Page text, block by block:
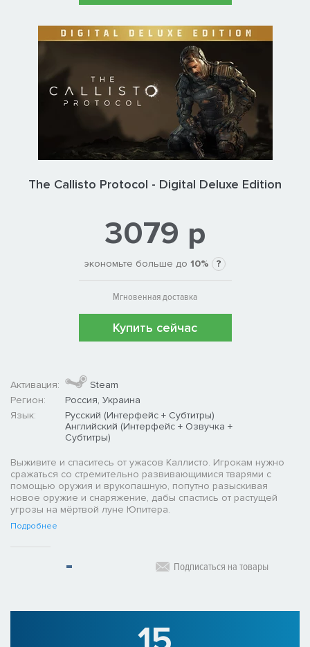
The Callisto Protocol - Digital Deluxe Edition
3079 р
экономьте больше до 10% ?
Мгновенная доставка
Купить сейчас
Активация:
Steam
Регион:
Россия, Украина
Язык:
Русский (Интерфейс + Субтитры)
Английский (Интерфейс + Озвучка +
Субтитры)
Выживите и спаситесь от ужасов Каллисто. Игрокам нужно
сражаться со стремительно развивающимися тварями с
помощью оружия и врукопашную, попутно разыскивая
новое оружие и снаряжение, дабы спастись от растущей
угрозы на мёртвой луне Юпитера.
Подробнее
Подписаться на товары